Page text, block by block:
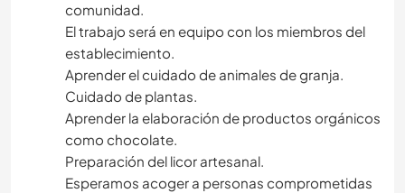
YOGA / BIEN-ÊTRE
RANDONNÉE
NATURE
FITNESS
comunidad.
El trabajo será en equipo con los miembros del
establecimiento.
Aprender el cuidado de animales de granja.
Cuidado de plantas.
Aprender la elaboración de productos orgánicos
como chocolate.
Preparación del licor artesanal.
Esperamos acoger a personas comprometidas